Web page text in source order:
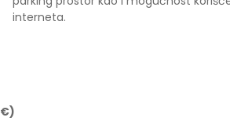
interneta.
€)